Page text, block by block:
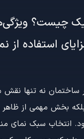
چیست؟
استفاده از
ساختمان نه تنها
بخش مهمی از
انتخاب سبک نمای